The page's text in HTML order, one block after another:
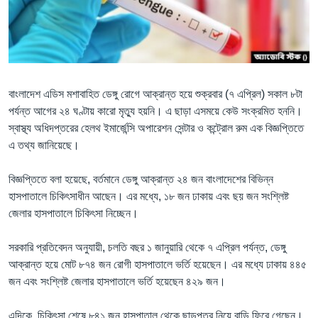
Learning English
FOLLOW US
অন্য ভাষায় ওয়েব সাইট
বাংলাদেশ এডিস মশাবাহিত ডেঙ্গু রোগে আক্রান্ত হয়ে শুক্রবার (৭ এপ্রিল) সকাল ৮টা
পর্যন্ত আগের ২৪ ঘণ্টায় কারো মৃত্যু হয়নি। এ ছাড়া এসময়ে কেউ সংক্রমিত হননি।
স্বাস্থ্য অধিদপ্তরের হেলথ ইমার্জেন্সি অপারেশন সেন্টার ও কন্ট্রোল রুম এক বিজ্ঞপ্তিতে
এ তথ্য জানিয়েছে।
বিজ্ঞপ্তিতে বলা হয়েছে, বর্তমানে ডেঙ্গু আক্রান্ত ২৪ জন বাংলাদেশের বিভিন্ন
হাসপাতালে চিকিৎসাধীন আছেন। এর মধ্যে, ১৮ জন ঢাকায় এবং ছয় জন সংশ্লিষ্ট
জেলার হাসপাতালে চিকিৎসা নিচ্ছেন।
সরকারি প্রতিবেদন অনুযায়ী, চলতি বছর ১ জানুয়ারি থেকে ৭ এপ্রিল পর্যন্ত, ডেঙ্গু
আক্রান্ত হয়ে মোট ৮৭৪ জন রোগী হাসপাতালে ভর্তি হয়েছেন। এর মধ্যে ঢাকায় ৪৪৫
জন এবং সংশ্লিষ্ট জেলার হাসপাতালে ভর্তি হয়েছেন ৪২৯ জন।
এদিকে, চিকিৎসা শেষে ৮৪১ জন হাসপাতাল থেকে ছাড়পত্র নিয়ে বাড়ি ফিরে গেছেন।